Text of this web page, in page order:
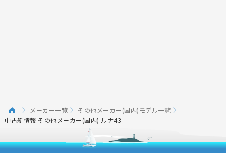
メーカー一覧
その他メーカー(国内)モデル一覧
中古艇情報 その他メーカー(国内) ルナ43